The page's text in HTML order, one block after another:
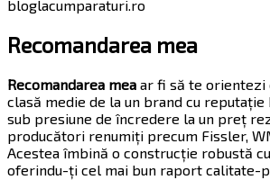
Recomandarea mea
Recomandarea mea ar fi să te orientezi
clasă medie de la un brand cu reputație
sub presiune de încredere la un preț
producători renumiți precum Fissler,
Acestea îmbină o construcție robustă
oferindu-ți cel mai bun raport calitate-